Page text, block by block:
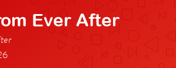
Ever After